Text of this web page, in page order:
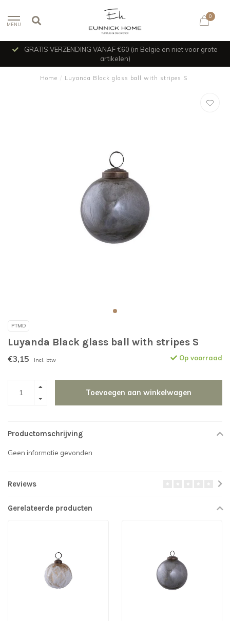
MENU
0
GRATIS VERZENDING VANAF €60 (in België en niet voor grote
artikelen)
Home / Luyanda Black glass ball with stripes S
PTMD
Luyanda Black glass ball with stripes S
€3,15 Incl. btw Op voorraad
Toevoegen aan winkelwagen
Productomschrijving
Geen informatie gevonden
Reviews
Gerelateerde producten